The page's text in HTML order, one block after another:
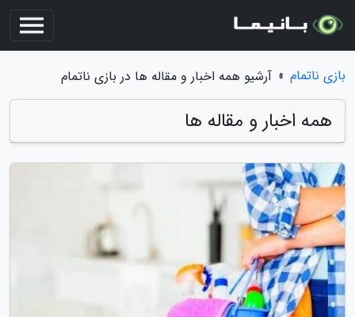
بازی ناتمام » آرشیو همه اخبار و مقاله ها در بازی ناتمام
همه اخبار و مقاله ها